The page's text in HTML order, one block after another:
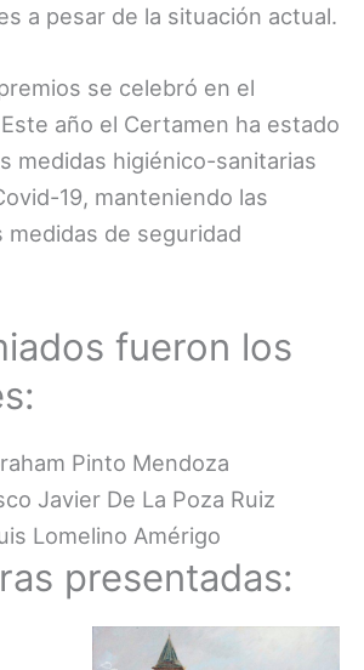
a pesar de la situación actual.
se celebró en el
año el Certamen ha estado
medidas higiénico-sanitarias
19, manteniendo las
medidas de seguridad
fueron los
Pinto Mendoza
Javier De La Poza Ruiz
Lomelino Amérigo
presentadas: